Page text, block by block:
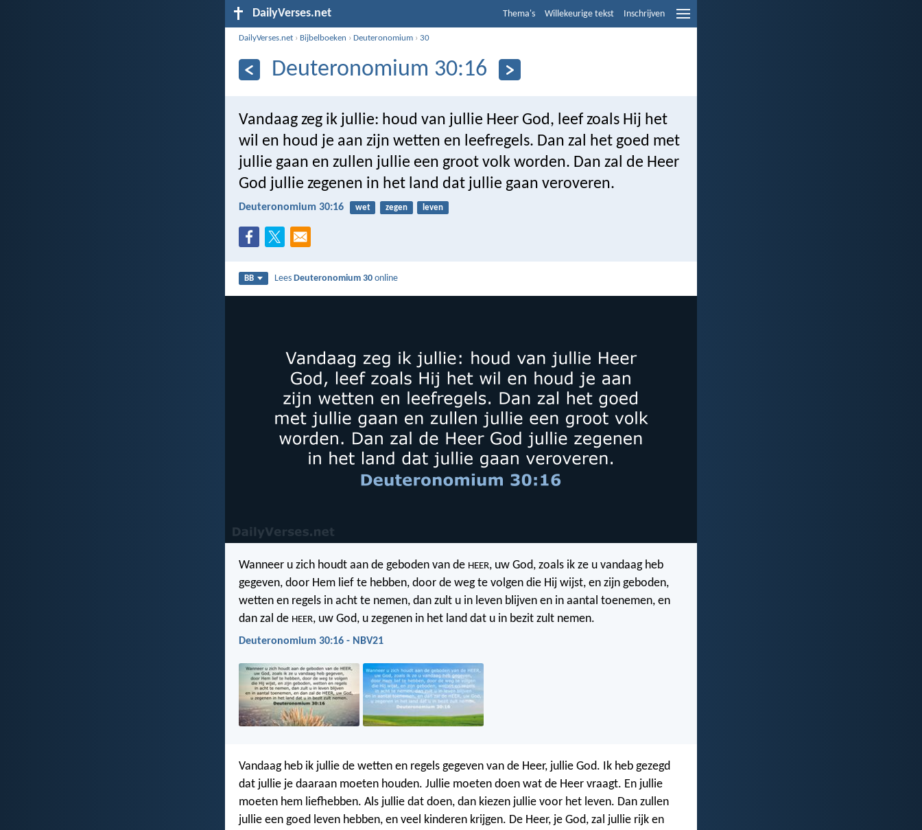
DailyVerses.net Thema's Willekeurige tekst Inschrijven
DailyVerses.net › Bijbelboeken ›Deuteronomium ›30
Deuteronomium 30:16
Vandaag zeg ik jullie: houd van jullie Heer God, leef zoals Hij het
wil en houd je aan zijn wetten en leefregels. Dan zal het goed met
jullie gaan en zullen jullie een groot volk worden. Dan zal de Heer
God jullie zegenen in het land dat jullie gaan veroveren.
Deuteronomium 30:16 wet zegen leven
BB LeesDeuteronomium 30 online
Wanneer u zich houdt aan de geboden van de HEER, uw God, zoals ik ze u vandaag heb
gegeven, door Hem lief te hebben, door de weg te volgen die Hij wijst, en zijn geboden,
wetten en regels in acht te nemen, dan zult u in leven blijven en in aantal toenemen, en
dan zal de HEER, uw God, u zegenen in het land dat u in bezit zult nemen.
Deuteronomium 30:16 - NBV21
Vandaag heb ik jullie de wetten en regels gegeven van de Heer, jullie God. Ik heb gezegd
dat jullie je daaraan moeten houden. Jullie moeten doen wat de Heer vraagt. En jullie
moeten hem liefhebben. Als jullie dat doen, dan kiezen jullie voor het leven. Dan zullen
jullie een goed leven hebben, en veel kinderen krijgen. De Heer, je God, zal jullie rijk en